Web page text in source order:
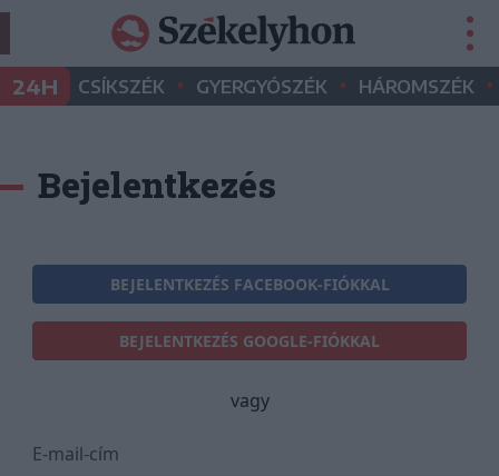
24H CSÍKSZÉK • GYERGYÓSZÉK • HÁROMSZÉK •
Bejelentkezés
BEJELENTKEZÉS FACEBOOK-FIÓKKAL
BEJELENTKEZÉS GOOGLE-FIÓKKAL
vagy
E-mail-cím